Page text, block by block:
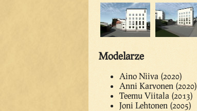
Modelarze
Aino Niiva (2020)
Anni Karvonen (2020)
Teemu Viitala (2013)
Joni Lehtonen (2005)